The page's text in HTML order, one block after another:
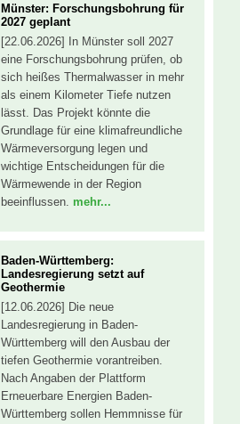
Münster: Forschungsbohrung für
2027 geplant
[22.06.2026] In Münster soll 2027
eine Forschungsbohrung prüfen, ob
sich heißes Thermalwasser in mehr
als einem Kilometer Tiefe nutzen
lässt. Das Projekt könnte die
Grundlage für eine klimafreundliche
Wärmeversorgung legen und
wichtige Entscheidungen für die
Wärmewende in der Region
beeinflussen. mehr...
Baden-Württemberg:
Landesregierung setzt auf
Geothermie
[12.06.2026] Die neue
Landesregierung in Baden-
Württemberg will den Ausbau der
tiefen Geothermie vorantreiben.
Nach Angaben der Plattform
Erneuerbare Energien Baden-
Württemberg sollen Hemmnisse für